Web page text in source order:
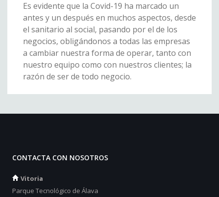
Es evidente que la Covid-19 ha marcado un
antes y un después en muchos aspectos, desde
el sanitario al social, pasando por el de los
negocios, obligándonos a todas las empresas
a cambiar nuestra forma de operar, tanto con
nuestro equipo como con nuestros clientes; la
razón de ser de todo negocio.
CONTACTA CON NOSOTROS
Vitoria
Parque Tecnológico de Álava